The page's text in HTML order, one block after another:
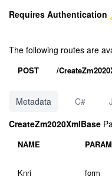
Requires Authentication
The following routes are
POST /
Metadata C#
CreateZm2020XmlBase
NAME
Knri form